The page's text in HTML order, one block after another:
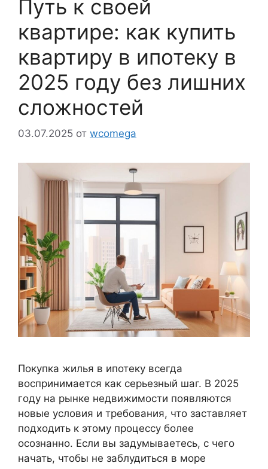
Путь к своей
квартире: как купить
квартиру в ипотеку в
2025 году без лишних
сложностей
03.07.2025 от wcomega
Покупка жилья в ипотеку всегда
воспринимается как серьезный шаг. В 2025
году на рынке недвижимости появляются
новые условия и требования, что заставляет
подходить к этому процессу более
осознанно. Если вы задумываетесь, с чего
начать, чтобы не заблудиться в море